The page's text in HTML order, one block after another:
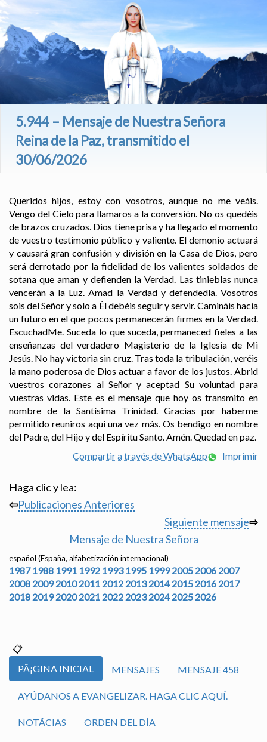
5.944 – Mensaje de Nuestra Señora
Reina de la Paz, transmitido el
30/06/2026
Queridos hijos, estoy con vosotros, aunque no me veáis.
Vengo del Cielo para llamaros a la conversión. No os quedéis
de brazos cruzados. Dios tiene prisa y ha llegado el momento
de vuestro testimonio público y valiente. El demonio actuará
y causará gran confusión y división en la Casa de Dios, pero
será derrotado por la fidelidad de los valientes soldados de
sotana que aman y defienden la Verdad. Las tinieblas nunca
vencerán a la Luz. Amad la Verdad y defendedla. Vosotros
sois del Señor y solo a Él debéis seguir y servir. Camináis hacia
un futuro en el que pocos permanecerán firmes en la Verdad.
EscuchadMe. Suceda lo que suceda, permaneced fieles a las
enseñanzas del verdadero Magisterio de la Iglesia de Mi
Jesús. No hay victoria sin cruz. Tras toda la tribulación, veréis
la mano poderosa de Dios actuar a favor de los justos. Abrid
vuestros corazones al Señor y aceptad Su voluntad para
vuestras vidas. Este es el mensaje que hoy os transmito en
nombre de la Santísima Trinidad. Gracias por haberme
permitido reuniros aquí una vez más. Os bendigo en nombre
del Padre, del Hijo y del Espíritu Santo. Amén. Quedad en paz.
Compartir a través de WhatsApp
Imprimir
Haga clic y lea:
⇦Publicaciones Anteriores
Siguiente mensaje⇨
Mensaje de Nuestra Señora
español (España, alfabetización internacional)
1987 1988 1991 1992 1993 1995 1999 2005 2006 2007
2008 2009 2010 2011 2012 2013 2014 2015 2016 2017
2018 2019 2020 2021 2022 2023 2024 2025 2026
PÃ¡GINA INICIAL MENSAJES MENSAJE 458
AYÚDANOS A EVANGELIZAR. HAGA CLIC AQUÍ.
NOTÃ­CIAS ORDEN DEL DÍA